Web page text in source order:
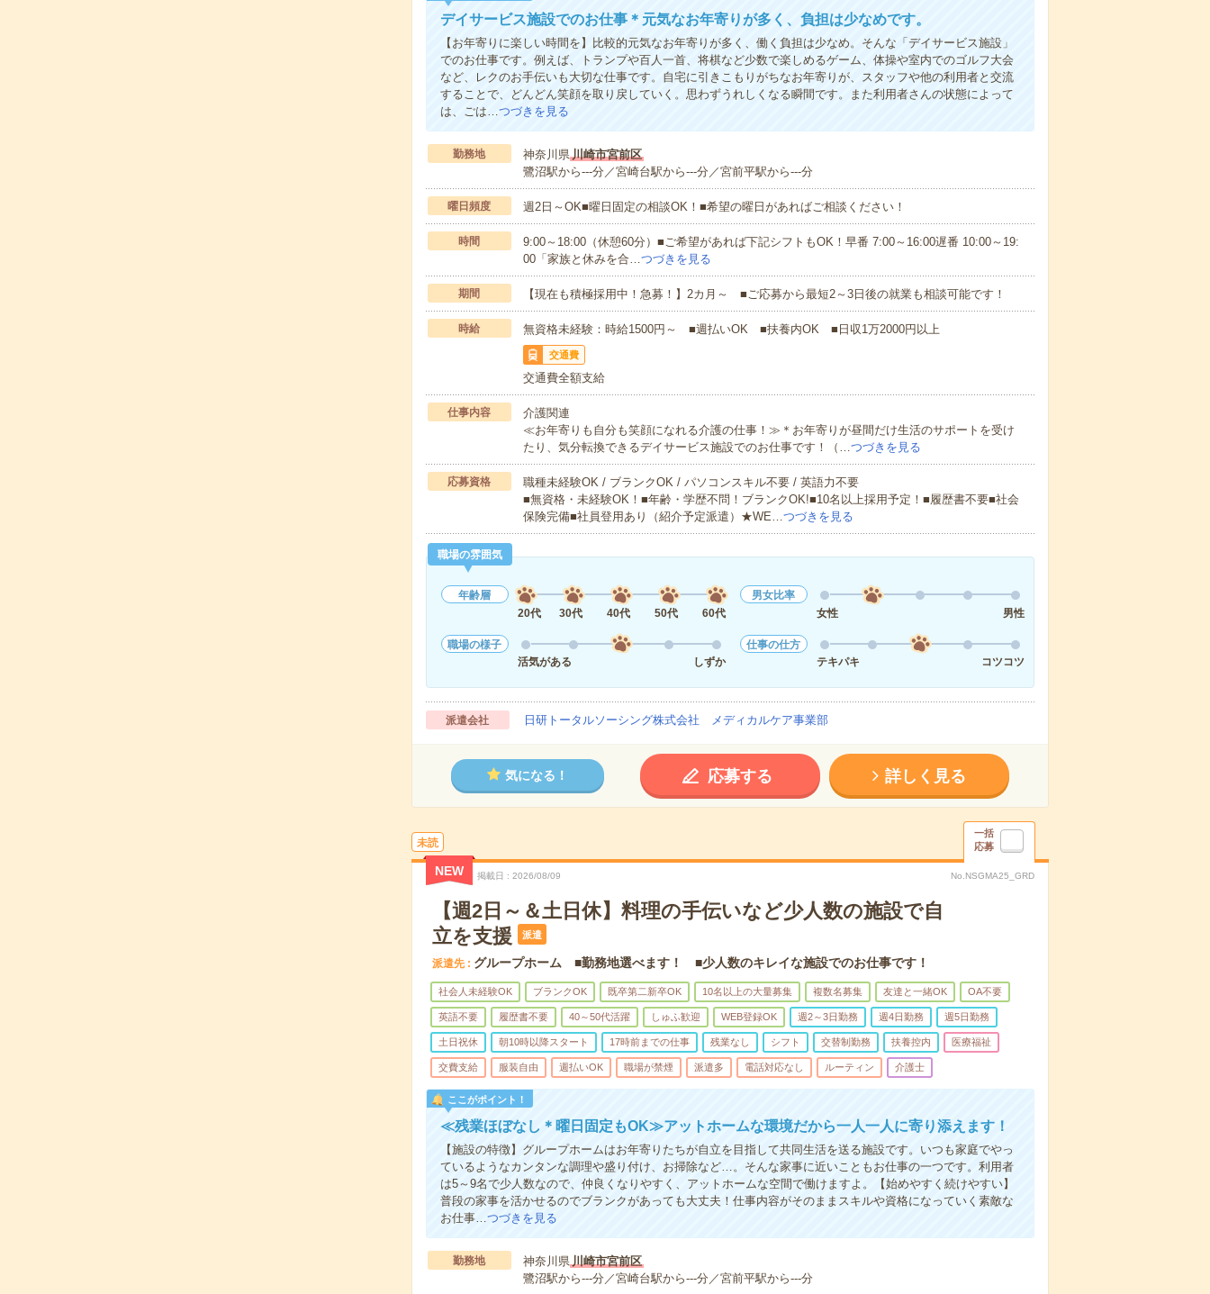
デイサービス施設でのお仕事＊元気なお年寄りが多く、負担は少なめです。
【お年寄りに楽しい時間を】比較的元気なお年寄りが多く、働く負担は少なめ。そんな「デイサービス施設」
でのお仕事です。例えば、トランプや百人一首、将棋など少数で楽しめるゲーム、体操や室内でのゴルフ大会
など、レクのお手伝いも大切な仕事です。自宅に引きこもりがちなお年寄りが、スタッフや他の利用者と交流
することで、どんどん笑顔を取り戻していく。思わずうれしくなる瞬間です。また利用者さんの状態によって
は、ごは…つづきを見る
勤務地 神奈川県川崎市宮前区
鷺沼駅から---分／宮崎台駅から---分／宮前平駅から---分
曜日頻度 週2日～OK■曜日固定の相談OK！■希望の曜日があればご相談ください！
時間
9:00～18:00（休憩60分）■ご希望があれば下記シフトもOK！早番 7:00～16:00遅番 10:00～19:
00「家族と休みを合…つづきを見る
期間 【現在も積極採用中！急募！】2カ月～ ■ご応募から最短2～3日後の就業も相談可能です！
時給 無資格未経験：時給1500円～ ■週払いOK ■扶養内OK ■日収1万2000円以上
交通費
交通費全額支給
仕事内容
介護関連
≪お年寄りも自分も笑顔になれる介護の仕事！≫＊お年寄りが昼間だけ生活のサポートを受け
たり、気分転換できるデイサービス施設でのお仕事です！（…つづきを見る
応募資格
職種未経験OK / ブランクOK / パソコンスキル不要 / 英語力不要
■無資格・未経験OK！■年齢・学歴不問！ブランクOK!■10名以上採用予定！■履歴書不要■社会
保険完備■社員登用あり（紹介予定派遣）★WE…つづきを見る
職場の雰囲気
年齢層
20代
30代 40代 50代 60代
男女比率
女性
男性
職場の様子
活気がある
しずか
仕事の仕方
テキパキ
コツコツ
派遣会社 日研トータルソーシング株式会社 メディカルケア事業部
気になる！ 応募する 詳しく見る
未読
一括
応募
NEW 掲載日 2026/08/09 No.NSGMA25_GRD
【週2日～＆土日休】料理の手伝いなど少人数の施設で自
立を支援
派遣
派遣先 グループホーム ■勤務地選べます！ ■少人数のキレイな施設でのお仕事です！
社会人未経験OK ブランクOK 既卒第二新卒OK 10名以上の大量募集 複数名募集 友達と一緒OK OA不要
英語不要 履歴書不要 40～50代活躍 しゅふ歓迎 WEB登録OK 週2～3日勤務 週4日勤務 週5日勤務
土日祝休 朝10時以降スタート 17時前までの仕事 残業なし シフト 交替制勤務 扶養控内 医療福祉
交費支給 服装自由 週払いOK 職場が禁煙 派遣多 電話対応なし ルーティン 介護士
ここがポイント！
≪残業ほぼなし＊曜日固定もOK≫アットホームな環境だから一人一人に寄り添えます！
【施設の特徴】グループホームはお年寄りたちが自立を目指して共同生活を送る施設です。いつも家庭でやっ
ているようなカンタンな調理や盛り付け、お掃除など…。そんな家事に近いこともお仕事の一つです。利用者
は5～9名で少人数なので、仲良くなりやすく、アットホームな空間で働けますよ。【始めやすく続けやすい】
普段の家事を活かせるのでブランクがあっても大丈夫！仕事内容がそのままスキルや資格になっていく素敵な
お仕事…つづきを見る
勤務地 神奈川県川崎市宮前区
鷺沼駅から---分／宮崎台駅から---分／宮前平駅から---分